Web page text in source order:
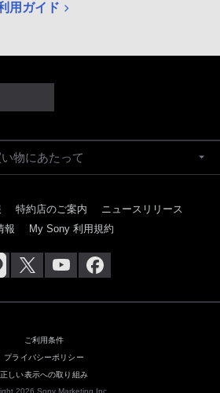
用ガイド
物にあたって
特約店のご案内
ニュースリリース
報
My Sony 利用規約
ご利用条件
プライバシーポリシー
正しい表示への取り組み
2026 Sony Marketing Inc.